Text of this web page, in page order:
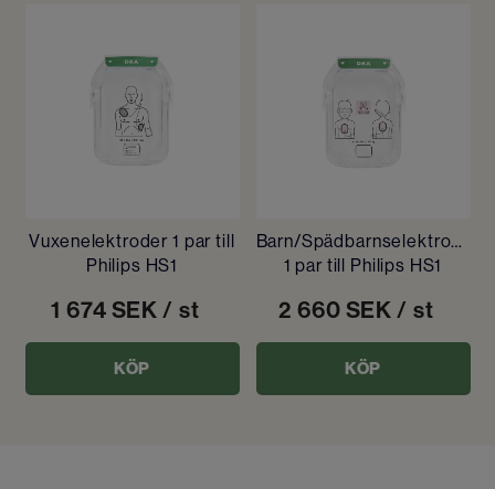
Vuxenelektroder 1 par till
Philips HS1
1 674 SEK / st
KÖP
Barn/Spädbarnselektroder
1 par till Philips HS1
2 660 SEK / st
KÖP